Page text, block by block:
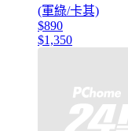
(軍綠/卡其)
$890
$1,350